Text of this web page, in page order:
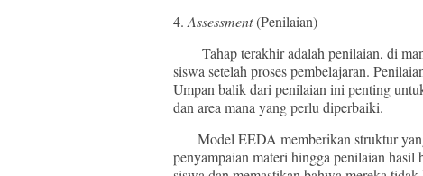
4. Assessment(Penilaian)
Tahap terakhir adalah penilaian, di
siswa setelah proses pembelajaran.
Umpan balik dari penilaian ini penting
dan area mana yang perlu diperbaiki.
Model EEDA memberikan struktur
penyampaian materi hingga penilaian